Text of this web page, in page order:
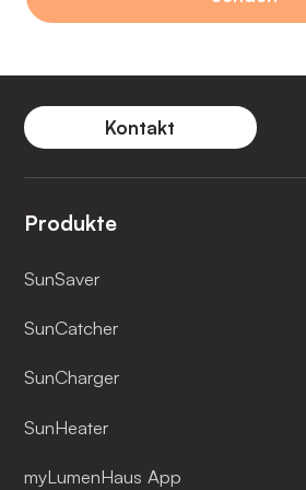
Kontakt
Produkte
SunSaver
SunCatcher
SunCharger
SunHeater
myLumenHaus App